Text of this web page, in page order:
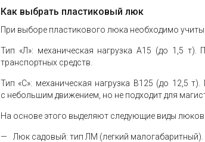
Как выбрать пластиковый люк
При выборе пластикового люка необходимо
Тип «Л»: механическая нагрузка А15 (до 1,5 т).
транспортных средств.
Тип «С»: механическая нагрузка В125 (до 12,5
с небольшим движением, но не подходит для
На основе этого выделяют следующие виды люков:
Люк садовый: тип ЛМ (легкий малогабаритный).